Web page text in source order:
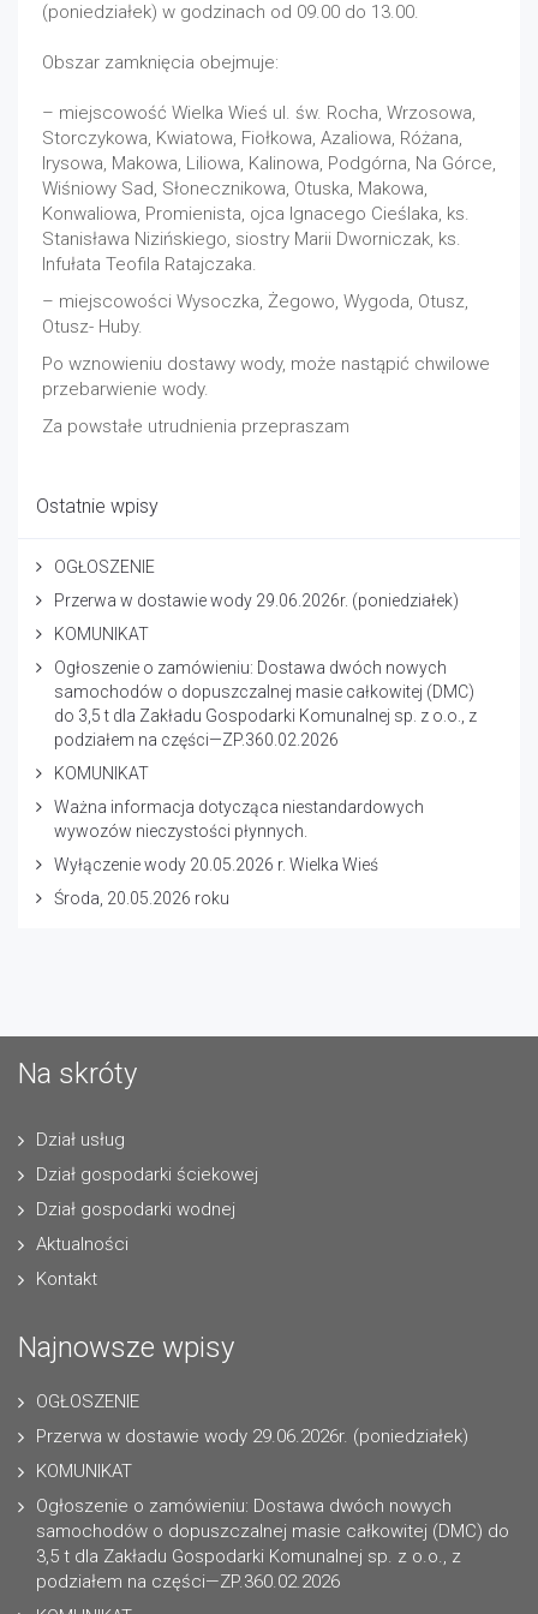
(poniedziałek) w godzinach od 09.00 do 13.00.
Obszar zamknięcia obejmuje:
– miejscowość Wielka Wieś ul. św. Rocha, Wrzosowa,
Storczykowa, Kwiatowa, Fiołkowa, Azaliowa, Różana,
Irysowa, Makowa, Liliowa, Kalinowa, Podgórna, Na Górce,
Wiśniowy Sad, Słonecznikowa, Otuska, Makowa,
Konwaliowa, Promienista, ojca Ignacego Cieślaka, ks.
Stanisława Nizińskiego, siostry Marii Dworniczak, ks.
Infułata Teofila Ratajczaka.
– miejscowości Wysoczka, Żegowo, Wygoda, Otusz,
Otusz- Huby.
Po wznowieniu dostawy wody, może nastąpić chwilowe
przebarwienie wody.
Za powstałe utrudnienia przepraszam
Ostatnie wpisy
OGŁOSZENIE
Przerwa w dostawie wody 29.06.2026r. (poniedziałek)
KOMUNIKAT
Ogłoszenie o zamówieniu: Dostawa dwóch nowych
samochodów o dopuszczalnej masie całkowitej (DMC)
do 3,5 t dla Zakładu Gospodarki Komunalnej sp. z o.o., z
podziałem na części—ZP.360.02.2026
KOMUNIKAT
Ważna informacja dotycząca niestandardowych
wywozów nieczystości płynnych.
Wyłączenie wody 20.05.2026 r. Wielka Wieś
Środa, 20.05.2026 roku
Na skróty
Dział usług
Dział gospodarki ściekowej
Dział gospodarki wodnej
Aktualności
Kontakt
Najnowsze wpisy
OGŁOSZENIE
Przerwa w dostawie wody 29.06.2026r. (poniedziałek)
KOMUNIKAT
Ogłoszenie o zamówieniu: Dostawa dwóch nowych
samochodów o dopuszczalnej masie całkowitej (DMC) do
3,5 t dla Zakładu Gospodarki Komunalnej sp. z o.o., z
podziałem na części—ZP.360.02.2026